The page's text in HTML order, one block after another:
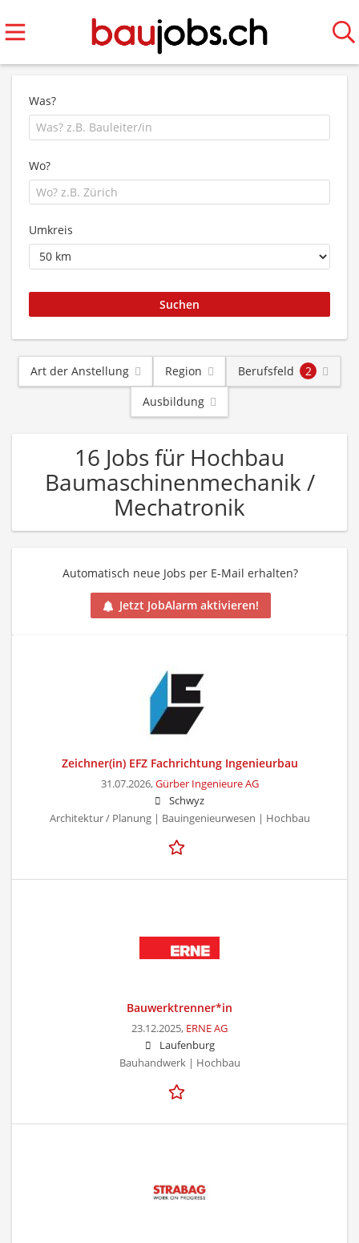
Was?
Wo?
Umkreis
Art der Anstellung Region Berufsfeld
2
Ausbildung
16 Jobs für Hochbau
Baumaschinenmechanik /
Mechatronik
Automatisch neue Jobs per E-Mail erhalten?
Jetzt JobAlarm aktivieren!
Zeichner(in) EFZ Fachrichtung Ingenieurbau
31.07.2026,Gürber Ingenieure AG
Schwyz
Architektur / Planung | Bauingenieurwesen | Hochbau
Bauwerktrenner*in
23.12.2025, ERNE AG
Laufenburg
Bauhandwerk | Hochbau